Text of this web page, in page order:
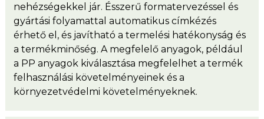
nehézségekkel jár. Ésszerű formatervezéssel és
gyártási folyamattal automatikus címkézés
érhető el, és javítható a termelési hatékonyság és
a termékminőség. A megfelelő anyagok, például
a PP anyagok kiválasztása megfelelhet a termék
felhasználási követelményeinek és a
környezetvédelmi követelményeknek.